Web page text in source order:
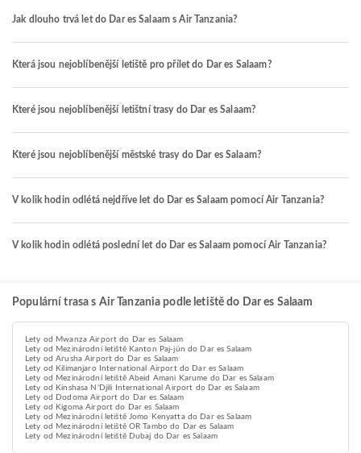
Jak dlouho trvá let do Dar es Salaam s Air Tanzania?
Která jsou nejoblíbenější letiště pro přílet do Dar es Salaam?
Které jsou nejoblíbenější letištní trasy do Dar es Salaam?
Které jsou nejoblíbenější městské trasy do Dar es Salaam?
V kolik hodin odlétá nejdříve let do Dar es Salaam pomocí Air Tanzania?
V kolik hodin odlétá poslední let do Dar es Salaam pomocí Air Tanzania?
Populární trasa s Air Tanzania podle letiště do Dar es Salaam
Lety od Mwanza Airport do Dar es Salaam
Lety od Mezinárodní letiště Kanton Paj-jün do Dar es Salaam
Lety od Arusha Airport do Dar es Salaam
Lety od Kilimanjaro International Airport do Dar es Salaam
Lety od Mezinárodní letiště Abeid Amani Karume do Dar es Salaam
Lety od Kinshasa N'Djili International Airport do Dar es Salaam
Lety od Dodoma Airport do Dar es Salaam
Lety od Kigoma Airport do Dar es Salaam
Lety od Mezinárodní letiště Jomo Kenyatta do Dar es Salaam
Lety od Mezinárodní letiště OR Tambo do Dar es Salaam
Lety od Mezinárodní letiště Dubaj do Dar es Salaam